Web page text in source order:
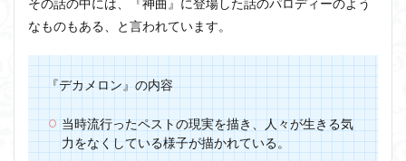
その話の中には、『神曲』に登場した話のパロディーのよう
なものもある、と言われています。
『デカメロン』の内容
当時流行ったペストの現実を描き、人々が生きる気
力をなくしている様子が描かれている。